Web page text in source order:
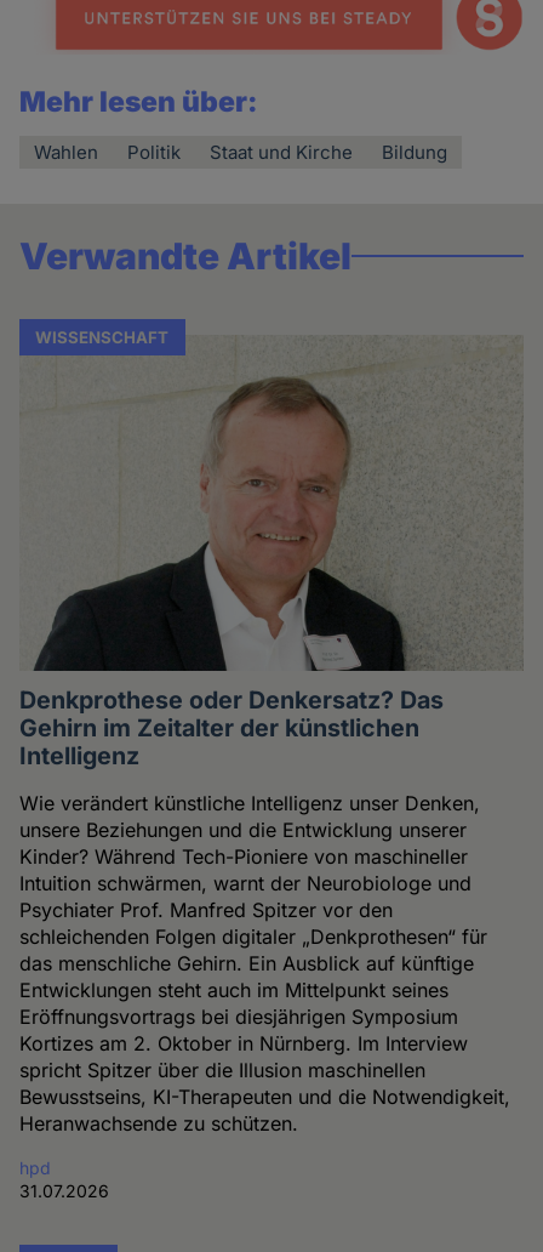
Mehr lesen über:
Wahlen Politik Staat und Kirche Bildung
Verwandte Artikel
WISSENSCHAFT
Denkprothese oder Denkersatz? Das
Gehirn im Zeitalter der künstlichen
Intelligenz
Wie verändert künstliche Intelligenz unser Denken,
unsere Beziehungen und die Entwicklung unserer
Kinder? Während Tech-Pioniere von maschineller
Intuition schwärmen, warnt der Neurobiologe und
Psychiater Prof. Manfred Spitzer vor den
schleichenden Folgen digitaler „Denkprothesen“ für
das menschliche Gehirn. Ein Ausblick auf künftige
Entwicklungen steht auch im Mittelpunkt seines
Eröffnungsvortrags bei diesjährigen Symposium
Kortizes am 2. Oktober in Nürnberg. Im Interview
spricht Spitzer über die Illusion maschinellen
Bewusstseins, KI-Therapeuten und die Notwendigkeit,
Heranwachsende zu schützen.
hpd
31.07.2026